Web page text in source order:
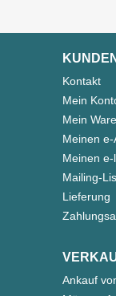
Kontakt
Mein
Mein
Meinen
Meinen e-
Mailing-
Lieferung
Ankauf